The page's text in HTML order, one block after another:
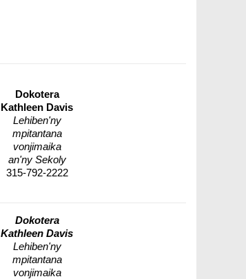
Dokotera
Kathleen Davis
Lehiben'ny
mpitantana
vonjimaika
an'ny Sekoly
315-792-2222
Dokotera
Kathleen Davis
Lehiben'ny
mpitantana
vonjimaika